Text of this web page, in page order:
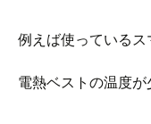
例えば使っているス
電熱ベストの温度が